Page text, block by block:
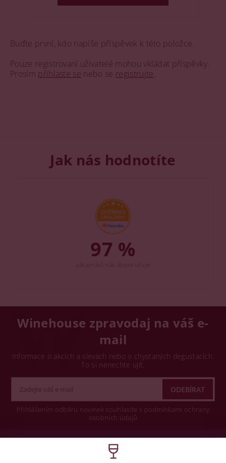
Buďte první, kdo napíše příspěvek k této položce.
Pouze registrovaní uživatelé mohou vkládat příspěvky.
Prosím přihlaste se nebo se registrujte
Jak nás hodnotíte
97 %
Winehouse zpravodaj na váš e-
mail
Informace o akcích a slevách nebo o chystaných degustacích.
To si nenechte ujít.
Přihlášením odběru novinek souhlasíte s podmínkami ochrany
osobních údajů